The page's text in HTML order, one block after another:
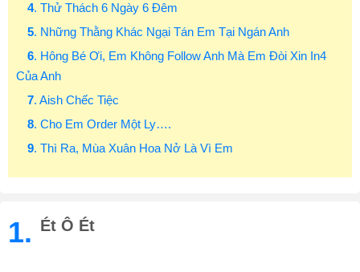
4. Thử Thách 6 Ngày 6 Đêm
5. Những Thằng Khác Ngại Tán Em Tại Ngán Anh
6. Hông Bé Ơi, Em Không Follow Anh Mà Em Đòi Xin In4
Của Anh
7. Aish Chếc Tiệc
8. Cho Em Order Một Ly….
9. Thì Ra, Mùa Xuân Hoa Nở Là Vì Em
1. Ét Ô Ét